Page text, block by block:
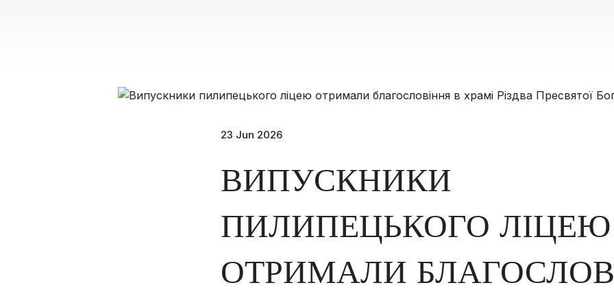
23 Jun 2026
ВИПУСКНИКИ
ПИЛИПЕЦЬКОГО ЛІЦЕЮ
ОТРИМАЛИ